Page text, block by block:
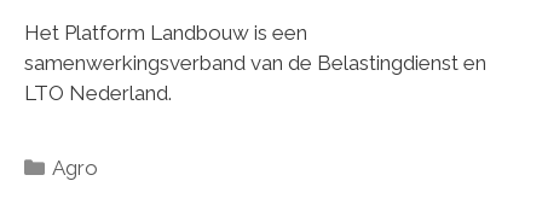
Het Platform Landbouw is een
samenwerkingsverband van de Belastingdienst en
LTO Nederland.
Categorieën
Agro